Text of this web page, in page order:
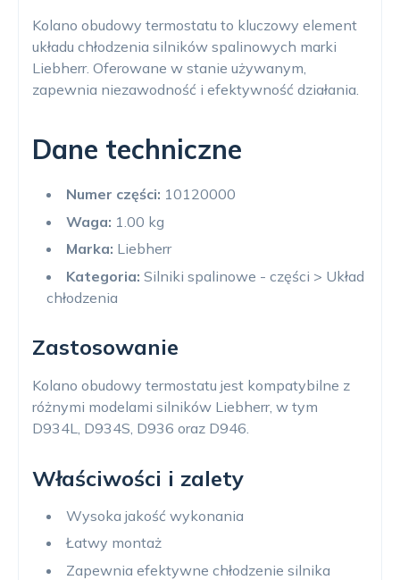
Kolano obudowy termostatu to kluczowy element
układu chłodzenia silników spalinowych marki
Liebherr. Oferowane w stanie używanym,
zapewnia niezawodność i efektywność działania.
Dane techniczne
Numer części: 10120000
Waga: 1.00 kg
Marka: Liebherr
Kategoria: Silniki spalinowe - części > Układ
chłodzenia
Zastosowanie
Kolano obudowy termostatu jest kompatybilne z
różnymi modelami silników Liebherr, w tym
D934L, D934S, D936 oraz D946.
Właściwości i zalety
Wysoka jakość wykonania
Łatwy montaż
Zapewnia efektywne chłodzenie silnika